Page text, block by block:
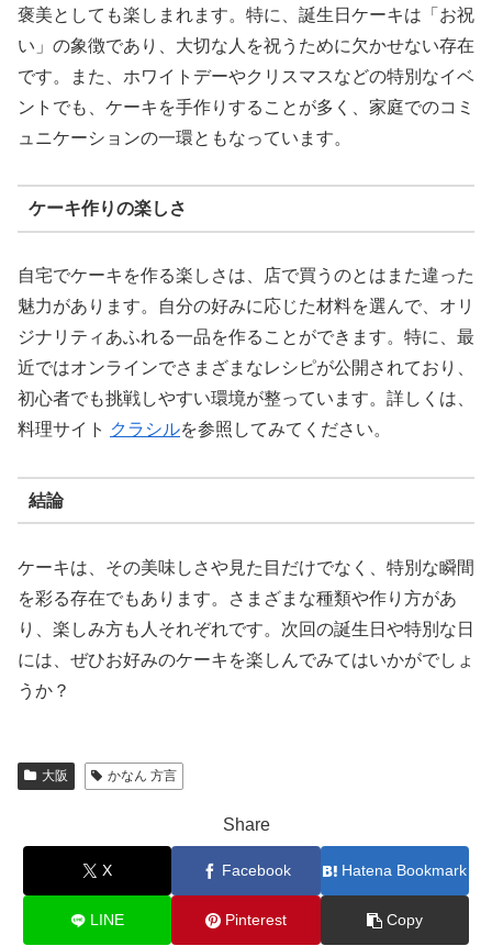
褒美としても楽しまれます。特に、誕生日ケーキは「お祝
い」の象徴であり、大切な人を祝うために欠かせない存在
です。また、ホワイトデーやクリスマスなどの特別なイベ
ントでも、ケーキを手作りすることが多く、家庭でのコミ
ュニケーションの一環ともなっています。
ケーキ作りの楽しさ
自宅でケーキを作る楽しさは、店で買うのとはまた違った
魅力があります。自分の好みに応じた材料を選んで、オリ
ジナリティあふれる一品を作ることができます。特に、最
近ではオンラインでさまざまなレシピが公開されており、
初心者でも挑戦しやすい環境が整っています。詳しくは、
料理サイト クラシルを参照してみてください。
結論
ケーキは、その美味しさや見た目だけでなく、特別な瞬間
を彩る存在でもあります。さまざまな種類や作り方があ
り、楽しみ方も人それぞれです。次回の誕生日や特別な日
には、ぜひお好みのケーキを楽しんでみてはいかがでしょ
うか？
大阪 かなん 方言
Share
X Facebook Hatena Bookmark
LINE Pinterest Copy